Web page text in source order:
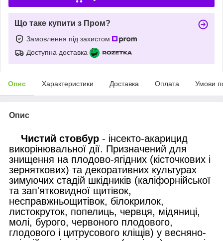
Що таке купити з Пром?
Замовлення під захистом
Доступна доставка
Опис Характеристики Доставка Оплата Умови
Опис
Чистий стовбур - інсекто-акарицид
викорінювальної дії. Призначений для
знищення на плодово-ягідних (кісточкових і
зерняткових) та декоративних культурах
зимуючих стадій шкідників (каліфорнійської
та зап'ятковидної щитівок,
несправжньощитівок, білокрилок,
листокруток, попелиць, червця, мідяниці,
молі, бурого, червоного плодового,
глодового і цитрусового кліщів) у весняно-